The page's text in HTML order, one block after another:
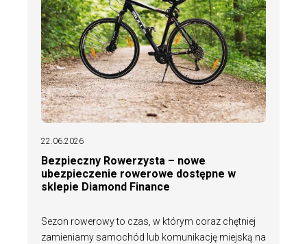
22.06.2026
Bezpieczny Rowerzysta – nowe
ubezpieczenie rowerowe dostępne w
sklepie Diamond Finance
Sezon rowerowy to czas, w którym coraz chętniej
zamieniamy samochód lub komunikację miejską na